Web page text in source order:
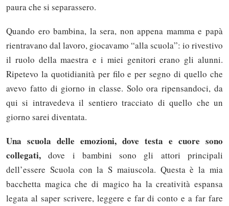
paura che si separassero.
Quando ero bambina, la sera, non appena mamma e papà
rientravano dal lavoro, giocavamo “alla scuola”: io rivestivo
il ruolo della maestra e i miei genitori erano gli alunni.
Ripetevo la quotidianità per filo e per segno di quello che
avevo fatto di giorno in classe. Solo ora ripensandoci, da
qui si intravedeva il sentiero tracciato di quello che un
giorno sarei diventata.
Una scuola delle emozioni, dove testa e cuore sono
collegati, dove i bambini sono gli attori principali
dell’essere Scuola con la S maiuscola. Questa è la mia
bacchetta magica che di magico ha la creatività espansa
legata al saper scrivere, leggere e far di conto e a far fare